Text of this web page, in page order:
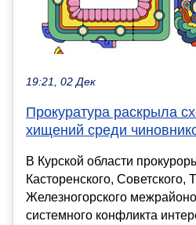
19:21, 02 Дек
Прокуратура раскрыла
хищений среди
В Курской области
Касторенского, Советского,
Железногорского
системного конфликта